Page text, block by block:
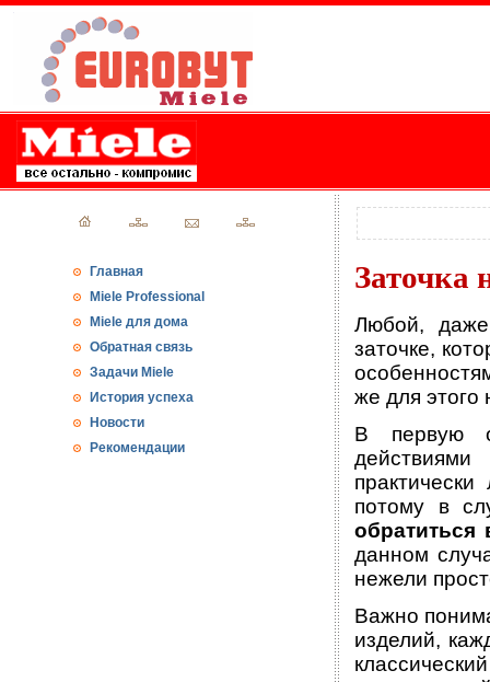
Главная
Miele Professional
Miele для дома
Обратная связь
Задачи Miele
История успеха
Новости
Рекомендации
Заточка
Любой,
заточке,
же для этого
В первую
потому в
обратиться
данном
нежели
Важно
изделий,